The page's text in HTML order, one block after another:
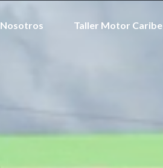
Nosotros Taller Motor Caribe